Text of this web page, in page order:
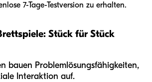
7-Tage-Testversion zu erhalten.
Stück für Stück
bauen Problemlösungsfähigkeiten,
Interaktion auf.